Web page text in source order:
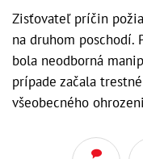
Zisťovateľ príčin
na druhom poschodí.
bola neodborná
prípade začala
všeobecného